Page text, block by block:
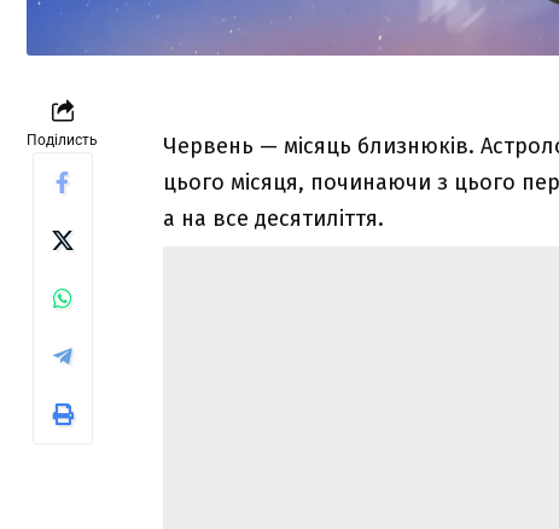
Поділисть
Червень — місяць близнюків.
цього місяця, починаючи з цього
а на все десятиліття.